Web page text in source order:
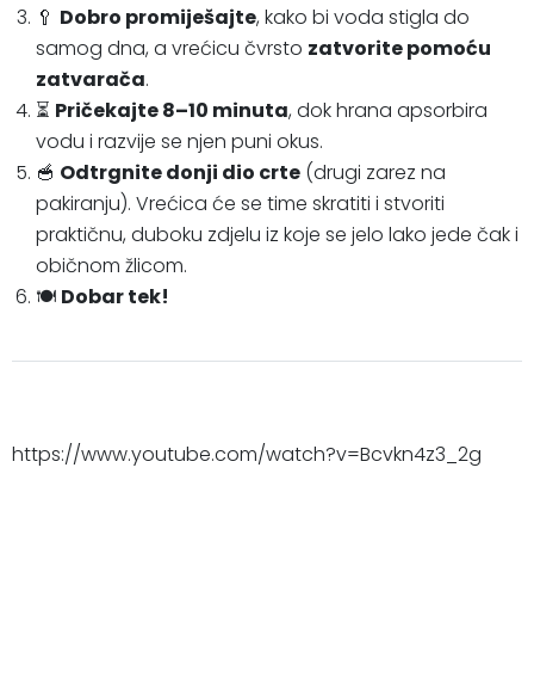
🥄 Dobro promiješajte, kako bi voda stigla do
samog dna, a vrećicu čvrsto zatvorite pomoću
zatvarača.
⏳ Pričekajte 8–10 minuta, dok hrana apsorbira
vodu i razvije se njen puni okus.
🥣 Odtrgnite donji dio crte (drugi zarez na
pakiranju). Vrećica će se time skratiti i stvoriti
praktičnu, duboku zdjelu iz koje se jelo lako jede čak i
običnom žlicom.
🍽️ Dobar tek!
https://www.youtube.com/watch?v=Bcvkn4z3_2g